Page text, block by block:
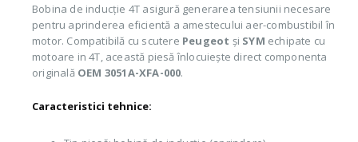
Bobina de inducție 4T asigură generarea tensiunii necesare
pentru aprinderea eficientă a amestecului aer-combustibil în
motor. Compatibilă cu scutere Peugeot și SYM echipate cu
motoare in 4T, această piesă înlocuiește direct componenta
originală OEM 3051A-XFA-000.
Caracteristici tehnice: